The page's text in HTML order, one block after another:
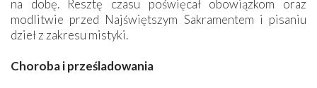
na dobę. Resztę czasu poświęcał obowiązkom oraz
modlitwie przed Najświętszym Sakramentem i pisaniu
dzieł z zakresu mistyki.
Choroba i prześladowania